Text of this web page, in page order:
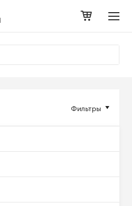
Фильтры